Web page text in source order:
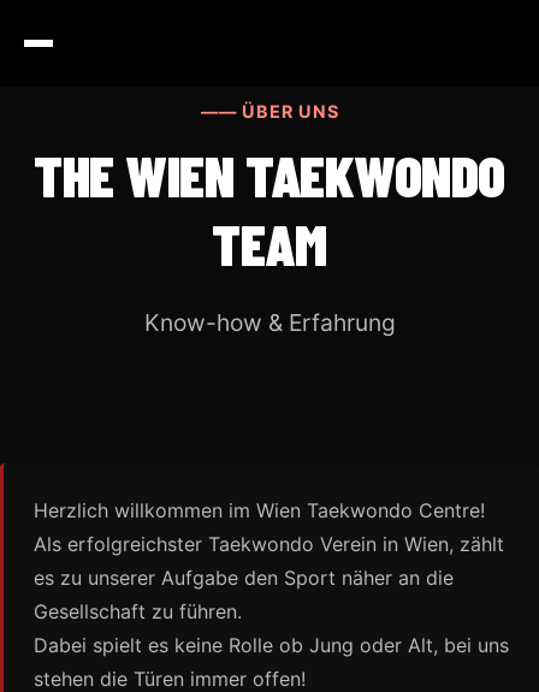
—— ÜBER UNS
THE WIEN TAEKWONDO
TEAM
Know-how & Erfahrung
Herzlich willkommen im Wien Taekwondo Centre!
Als erfolgreichster Taekwondo Verein in Wien, zählt
es zu unserer Aufgabe den Sport näher an die
Gesellschaft zu führen.
Dabei spielt es keine Rolle ob Jung oder Alt, bei uns
stehen die Türen immer offen!